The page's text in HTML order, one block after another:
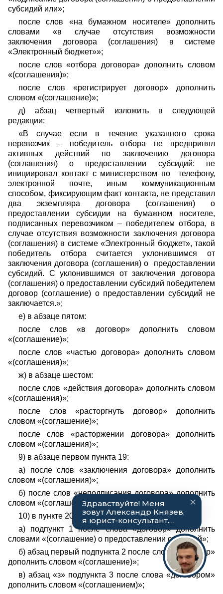
субсидий или»;
после слов «на бумажном носителе» дополнить
словами «в случае отсутствия возможности
заключения договора (соглашения) в системе
«Электронный бюджет»»;
после слов «отбора договора» дополнить словом
«(соглашения)»;
после слов «регистрирует договор» дополнить
словом «(соглашение)»;
д) абзац четвертый изложить в следующей
редакции:
«В случае если в течение указанного срока
перевозчик – победитель отбора не предпринял
активных действий по заключению договора
(соглашения) о предоставлении субсидий: не
инициировал контакт с министерством по телефону,
электронной почте, иным коммуникационным
способом, фиксирующим факт контакта, не представил
два экземпляра договора (соглашения) о
предоставлении субсидии на бумажном носителе,
подписанных перевозчиком – победителем отбора, в
случае отсутствия возможности заключения договора
(соглашения) в системе «Электронный бюджет», такой
победитель отбора считается уклонившимся от
заключения договора (соглашения) о предоставлении
субсидий. С уклонившимся от заключения договора
(соглашения) о предоставлении субсидий победителем
договор (соглашение) о предоставлении субсидий не
заключается.»;
е) в абзаце пятом:
после слов «в договор» дополнить словом
«(соглашение)»;
после слов «частью договора» дополнить словом
«(соглашения)»;
ж) в абзаце шестом:
после слов «действия договора» дополнить словом
«(соглашения)»;
после слов «расторгнуть договор» дополнить
словом «(соглашение)»;
после слов «расторжении договора» дополнить
словом «(соглашения)»;
9) в абзаце первом пункта 19:
а) после слов «заключения договора» дополнить
словом «(соглашения)»;
б) после слов «неподписания договора» дополнить
словом «(соглашения)»;
10) в пункте 20:
а) подпункт 1 после слова «договор» дополнить
словами «(соглашение) о предоставлении субсидий»;
б) абзац первый подпункта 2 после слова «договор»
дополнить словом «(соглашение)»;
в) абзац «з» подпункта 3 после слова «договором»
дополнить словом «(соглашением)»;